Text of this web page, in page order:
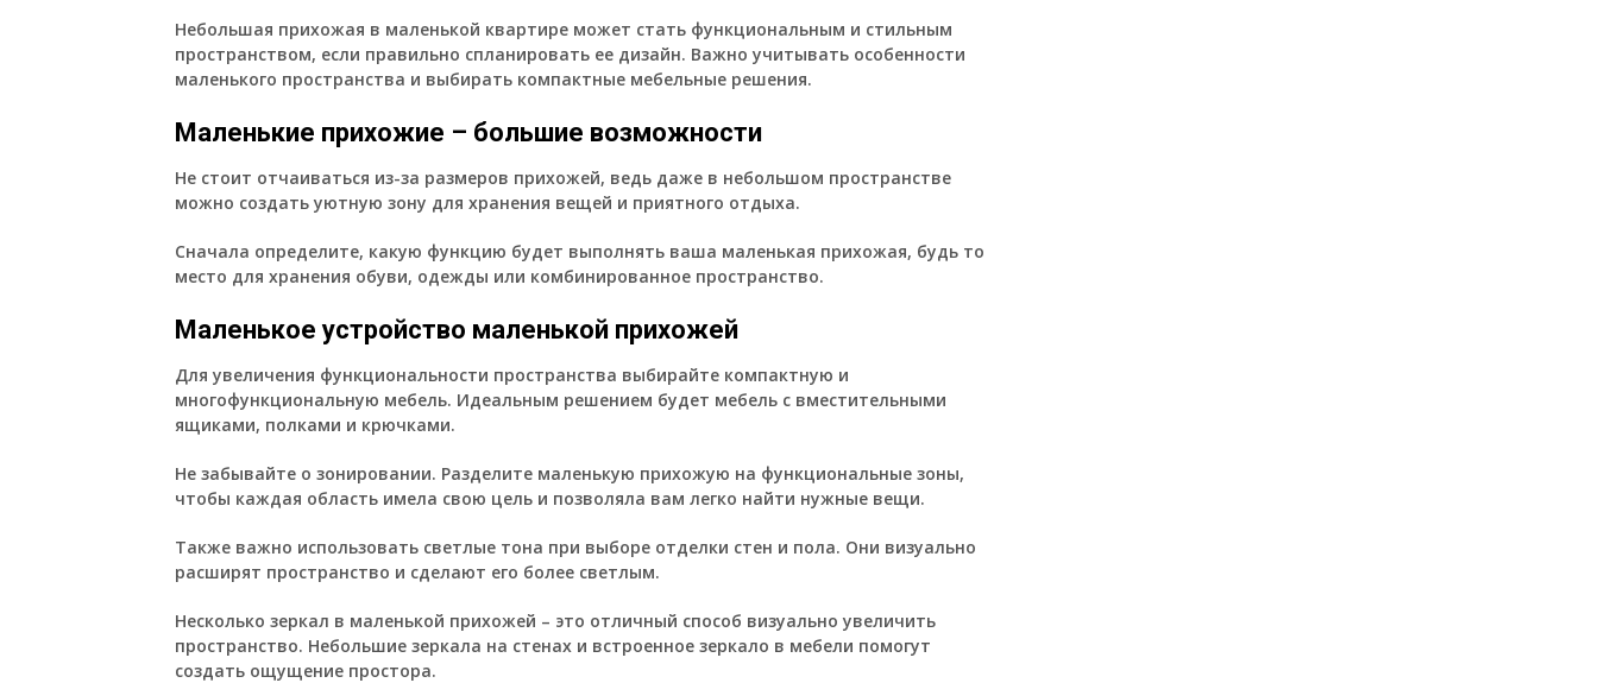
Небольшая прихожая в маленькой квартире может стать функциональным и стильным
пространством, если правильно спланировать ее дизайн. Важно учитывать особенности
маленького пространства и выбирать компактные мебельные решения.
Маленькие прихожие – большие возможности
Не стоит отчаиваться из-за размеров прихожей, ведь даже в небольшом пространстве
можно создать уютную зону для хранения вещей и приятного отдыха.
Сначала определите, какую функцию будет выполнять ваша маленькая прихожая, будь то
место для хранения обуви, одежды или комбинированное пространство.
Маленькое устройство маленькой прихожей
Для увеличения функциональности пространства выбирайте компактную и
многофункциональную мебель. Идеальным решением будет мебель с вместительными
ящиками, полками и крючками.
Не забывайте о зонировании. Разделите маленькую прихожую на функциональные зоны,
чтобы каждая область имела свою цель и позволяла вам легко найти нужные вещи.
Также важно использовать светлые тона при выборе отделки стен и пола. Они визуально
расширят пространство и сделают его более светлым.
Несколько зеркал в маленькой прихожей – это отличный способ визуально увеличить
пространство. Небольшие зеркала на стенах и встроенное зеркало в мебели помогут
создать ощущение простора.